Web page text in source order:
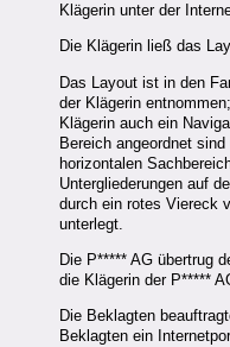
Klägerin unter der
Die Klägerin ließ das
Das Layout ist in den
der Klägerin
Klägerin auch ein
Bereich angeordnet
horizontalen
Untergliederungen auf
durch ein rotes Viereck
unterlegt.
Die P***** AG übertrug
die Klägerin der P*****
Die Beklagten
Beklagten ein